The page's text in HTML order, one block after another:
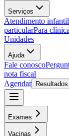
Serviços
Atendimento infantil
particularPara
Unidades
Ajuda
Fale conosco
nota fiscal
Agendar
Resultados
Exames
Vacinas